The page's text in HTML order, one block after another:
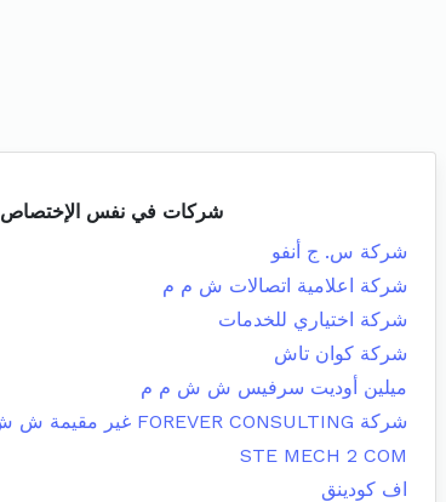
شركات في نفس الإختصاص
شركة س. ج أنفو
شركة اعلامية اتصالات ش م م
شركة اختياري للخدمات
شركة كوان تاش
ميلين أوديت سرفيس ش ش م م
شركة FOREVER CONSULTING غير مقيمة ش ش م م
STE MECH 2 COM
اف كودينق